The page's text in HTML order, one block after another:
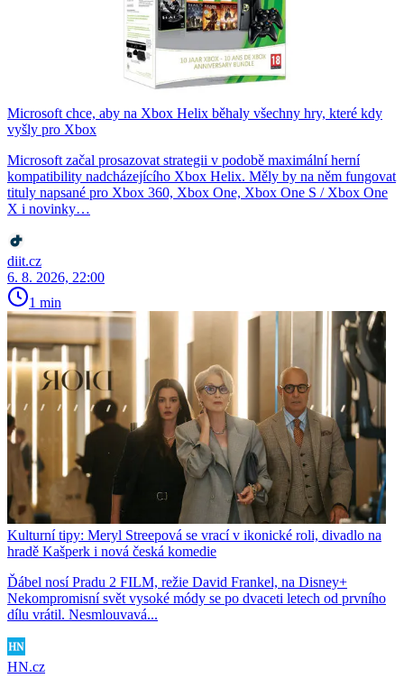
Microsoft chce, aby na Xbox Helix běhaly všechny hry, které kdy
vyšly pro Xbox
Microsoft začal prosazovat strategii v podobě maximální herní
kompatibility nadcházejícího Xbox Helix. Měly by na něm fungovat
tituly napsané pro Xbox 360, Xbox One, Xbox One S / Xbox One
X i novinky…
diit.cz
6. 8. 2026, 22:00
1 min
Kulturní tipy: Meryl Streepová se vrací v ikonické roli, divadlo na
hradě Kašperk i nová česká komedie
Ďábel nosí Pradu 2 FILM, režie David Frankel, na Disney+
Nekompromisní svět vysoké módy se po dvaceti letech od prvního
dílu vrátil. Nesmlouvavá...
HN.cz